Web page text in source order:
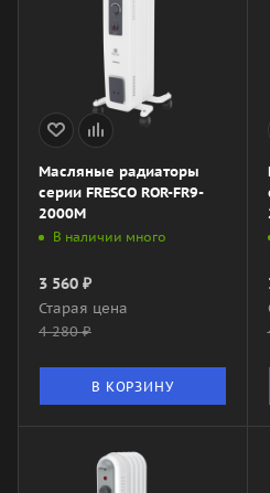
Масляные радиаторы
серии FRESCO ROR-FR9-
2000M
В наличии много
3 560 ₽
Старая цена
4 280₽
В КОРЗИНУ